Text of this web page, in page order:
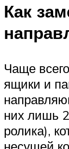
Как
Чаще
ящики и
них лишь
ролика),